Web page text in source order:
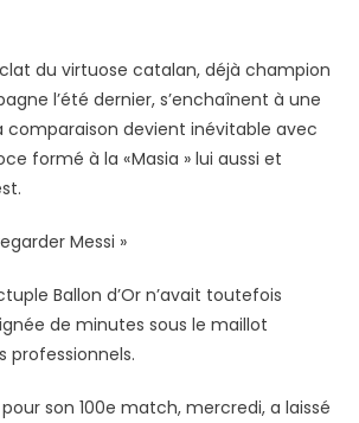
Demi-
Finale
Entre
Le
Milan
du virtuose catalan, déjà champion
l’été dernier, s’enchaînent à une
comparaison devient inévitable avec
formé à la « Masia » lui aussi et
Messi »
Ballon d’Or n’avait toutefois
de minutes sous le maillot
professionnels.
son 100e match, mercredi, a laissé